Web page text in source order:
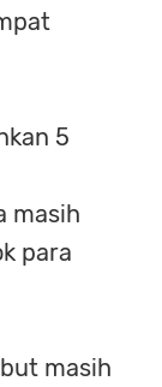
5
masih
para
masih